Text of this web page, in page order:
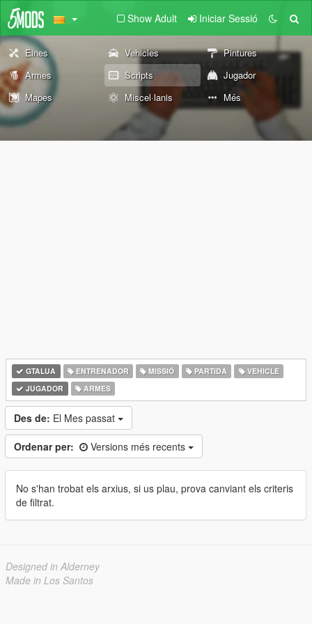
Show Adult Iniciar Sessió
Eines Vehicles
Pintures
Armes
Scripts
Jugador
Mapes
Miscel·lanis Més
GTALUA ENTRENADOR MISSIÓ PARTIDA
VEHICLE
JUGADOR
ARMES
Des de: El Mes passat
Ordenar per: Versions més recents
No s'han trobat els arxius, si us plau, prova canviant els criteris
de filtrat.
Designed in Alderney
Made in Los Santos